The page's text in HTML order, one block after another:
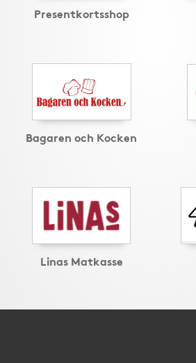
Presentkortsshop
Bagaren och Kocken
Linas Matkasse